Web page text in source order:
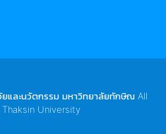
ละนวัตกรรม มหาวิทยาลัยทักษิณ All
University